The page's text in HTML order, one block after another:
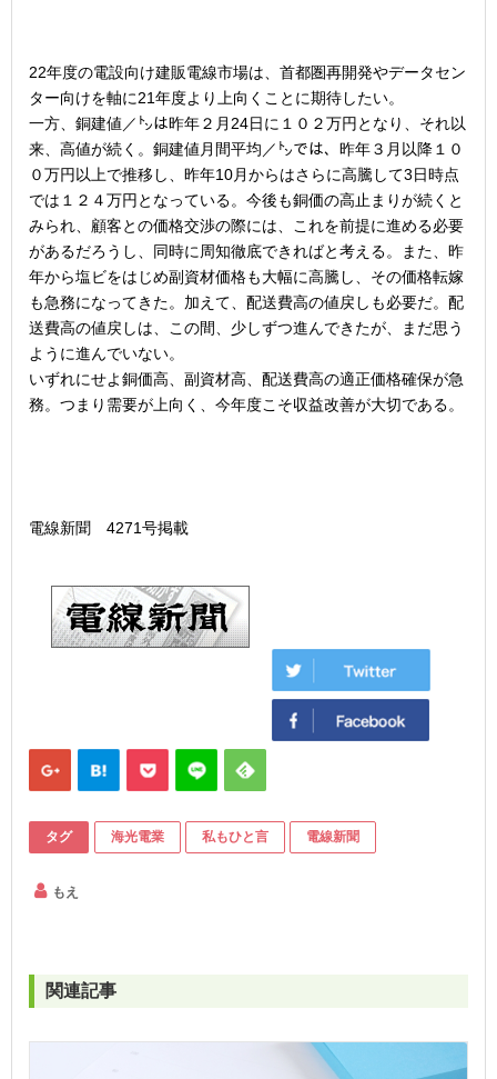
22年度の電設向け建販電線市場は、首都圏再開発やデータセン
ター向けを軸に21年度より上向くことに期待したい。
一方、銅建値／㌧は昨年２月24日に１０２万円となり、それ以
来、高値が続く。銅建値月間平均／㌧では、昨年３月以降１０
０万円以上で推移し、昨年10月からはさらに高騰して3日時点
では１２４万円となっている。今後も銅価の高止まりが続くと
みられ、顧客との価格交渉の際には、これを前提に進める必要
があるだろうし、同時に周知徹底できればと考える。また、昨
年から塩ビをはじめ副資材価格も大幅に高騰し、その価格転嫁
も急務になってきた。加えて、配送費高の値戻しも必要だ。配
送費高の値戻しは、この間、少しずつ進んできたが、まだ思う
ように進んでいない。
いずれにせよ銅価高、副資材高、配送費高の適正価格確保が急
務。つまり需要が上向く、今年度こそ収益改善が大切である。
電線新聞 4271号掲載
タグ 海光電業 私もひと言 電線新聞
もえ
関連記事